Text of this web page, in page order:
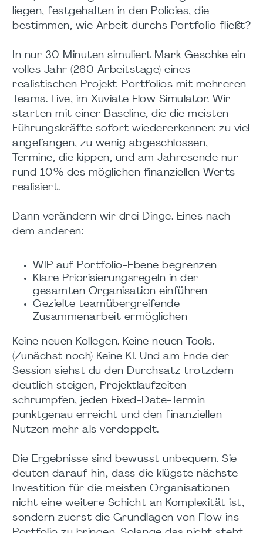
liegen, festgehalten in den Policies, die
bestimmen, wie Arbeit durchs Portfolio fließt?
In nur 30 Minuten simuliert Mark Geschke ein
volles Jahr (260 Arbeitstage) eines
realistischen Projekt-Portfolios mit mehreren
Teams. Live, im Xuviate Flow Simulator. Wir
starten mit einer Baseline, die die meisten
Führungskräfte sofort wiedererkennen: zu viel
angefangen, zu wenig abgeschlossen,
Termine, die kippen, und am Jahresende nur
rund 10% des möglichen finanziellen Werts
realisiert.
Dann verändern wir drei Dinge. Eines nach
dem anderen:
WIP auf Portfolio-Ebene begrenzen
Klare Priorisierungsregeln in der
gesamten Organisation einführen
Gezielte teamübergreifende
Zusammenarbeit ermöglichen
Keine neuen Kollegen. Keine neuen Tools.
(Zunächst noch) Keine KI. Und am Ende der
Session siehst du den Durchsatz trotzdem
deutlich steigen, Projektlaufzeiten
schrumpfen, jeden Fixed-Date-Termin
punktgenau erreicht und den finanziellen
Nutzen mehr als verdoppelt.
Die Ergebnisse sind bewusst unbequem. Sie
deuten darauf hin, dass die klügste nächste
Investition für die meisten Organisationen
nicht eine weitere Schicht an Komplexität ist,
sondern zuerst die Grundlagen von Flow ins